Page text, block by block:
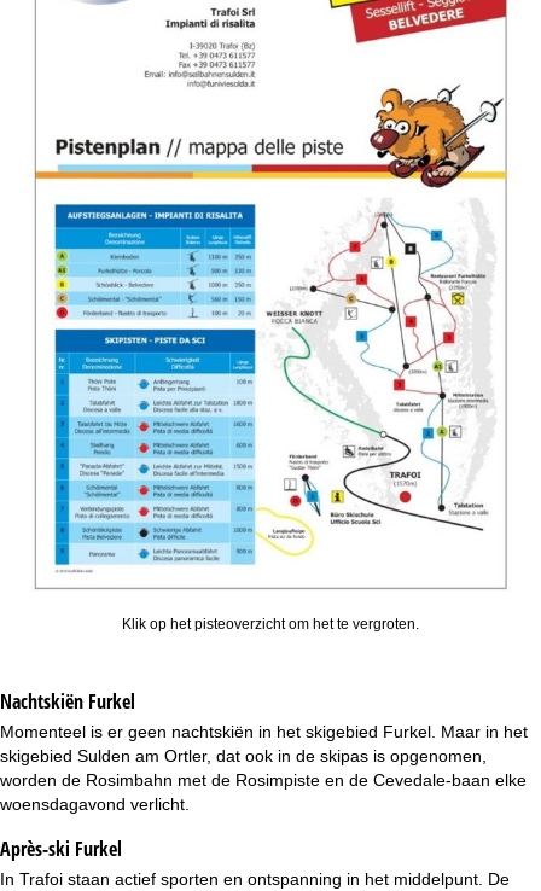
Klik op het pisteoverzicht om het te vergroten.
Nachtskiën Furkel
Momenteel is er geen nachtskiën in het skigebied Furkel. Maar in het
skigebied Sulden am Ortler, dat ook in de skipas is opgenomen,
worden de Rosimbahn met de Rosimpiste en de Cevedale-baan elke
woensdagavond verlicht.
Après-ski Furkel
In Trafoi staan actief sporten en ontspanning in het middelpunt. De